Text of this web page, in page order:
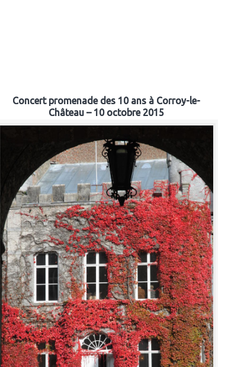
Concert promenade des 10 ans à Corroy-le-
Château – 10 octobre 2015